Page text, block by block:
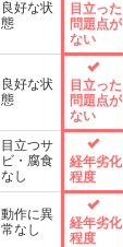
良好な状
態
目立った
問題点が
ない
良好な状
態
目立った
問題点が
ない
目立つサ
ビ・腐食
なし
経年劣化
程度
動作に異
常なし
経年劣化
程度